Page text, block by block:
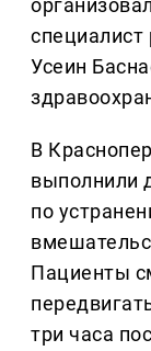
Усеин
В
выполнили
по
Пациенты
три часа